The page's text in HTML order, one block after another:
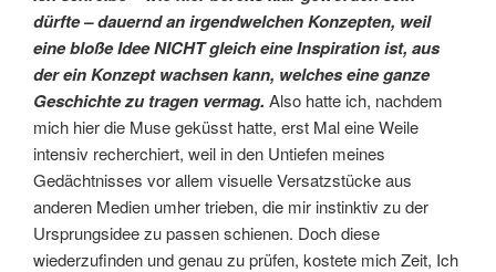
dürfte – dauernd an irgendwelchen Konzepten, weil
eine bloße Idee NICHT gleich eine Inspiration ist, aus
der ein Konzept wachsen kann, welches eine ganze
Geschichte zu tragen vermag. Also hatte ich, nachdem
mich hier die Muse geküsst hatte, erst Mal eine Weile
intensiv recherchiert, weil in den Untiefen meines
Gedächtnisses vor allem visuelle Versatzstücke aus
anderen Medien umher trieben, die mir instinktiv zu der
Ursprungsidee zu passen schienen. Doch diese
wiederzufinden und genau zu prüfen, kostete mich Zeit, Ich